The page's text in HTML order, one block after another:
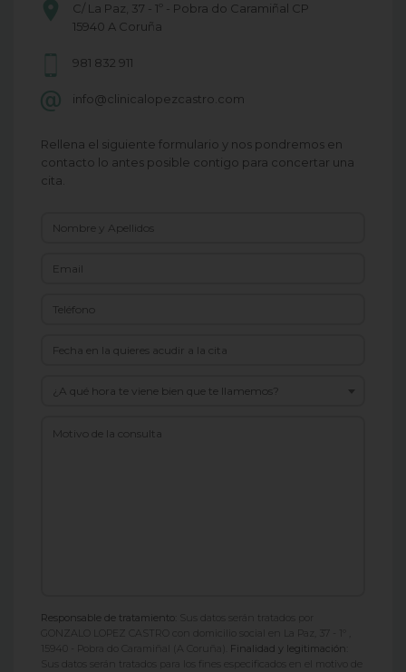
C/ La Paz, 37 - 1º - Pobra do Caramiñal CP
15940 A Coruña
981 832 911
info@clinicalopezcastro.com
Rellena el siguiente formulario y nos pondremos en
contacto lo antes posible contigo para concertar una
cita.
¿A qué hora te viene bien que te llamemos?
Responsable de tratamiento:
Sus datos serán tratados por
GONZALO LOPEZ CASTRO con domicilio social en La Paz, 37 - 1º ,
15940 - Pobra do Caramiñal (A Coruña). Finalidad y legitimación:
Sus datos serán tratados para los fines especificados en el motivo de